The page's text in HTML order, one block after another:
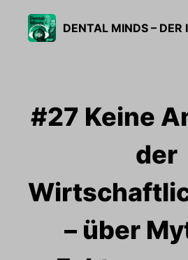
#27 Keine
der
– über